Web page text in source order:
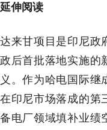
延伸阅读
达来甘项目是印尼政
政后首批落地实施的
义。作为哈电国际继
在印尼市场落成的第
备电厂领域填补业绩